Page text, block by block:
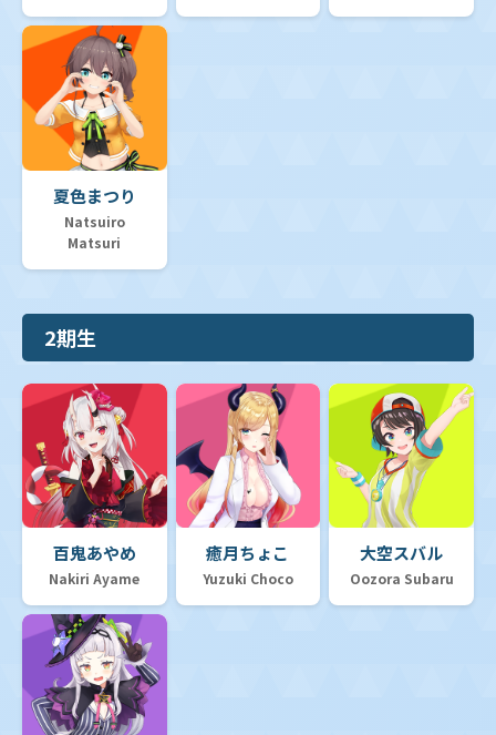
夏色まつり
Natsuiro
Matsuri
2期生
百鬼あやめ
Nakiri Ayame
癒月ちょこ
Yuzuki Choco
大空スバル
Oozora Subaru